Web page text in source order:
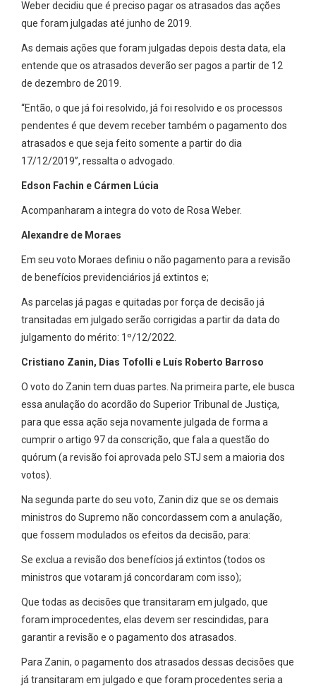
Weber decidiu que é preciso pagar os atrasados das ações
que foram julgadas até junho de 2019.
As demais ações que foram julgadas depois desta data, ela
entende que os atrasados deverão ser pagos a partir de 12
de dezembro de 2019.
“Então, o que já foi resolvido, já foi resolvido e os processos
pendentes é que devem receber também o pagamento dos
atrasados e que seja feito somente a partir do dia
17/12/2019”, ressalta o advogado.
Edson Fachin e Cármen Lúcia
Acompanharam a integra do voto de Rosa Weber.
Alexandre de Moraes
Em seu voto Moraes definiu o não pagamento para a revisão
de benefícios previdenciários já extintos e;
As parcelas já pagas e quitadas por força de decisão já
transitadas em julgado serão corrigidas a partir da data do
julgamento do mérito: 1º/12/2022.
Cristiano Zanin, Dias Tofolli e Luís Roberto Barroso
O voto do Zanin tem duas partes. Na primeira parte, ele busca
essa anulação do acordão do Superior Tribunal de Justiça,
para que essa ação seja novamente julgada de forma a
cumprir o artigo 97 da conscrição, que fala a questão do
quórum (a revisão foi aprovada pelo STJ sem a maioria dos
votos).
Na segunda parte do seu voto, Zanin diz que se os demais
ministros do Supremo não concordassem com a anulação,
que fossem modulados os efeitos da decisão, para:
Se exclua a revisão dos benefícios já extintos (todos os
ministros que votaram já concordaram com isso);
Que todas as decisões que transitaram em julgado, que
foram improcedentes, elas devem ser rescindidas, para
garantir a revisão e o pagamento dos atrasados.
Para Zanin, o pagamento dos atrasados dessas decisões que
já transitaram em julgado e que foram procedentes seria a